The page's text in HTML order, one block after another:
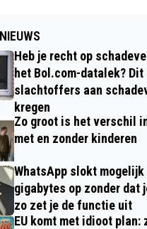
Heb je recht op
het Bol.com-datalek?
slachtoffers aan
kregen
Zo groot is het verschil
met en zonder kinderen
WhatsApp slokt
gigabytes op zonder dat
zo zet je de functie uit
EU komt met idioot plan: